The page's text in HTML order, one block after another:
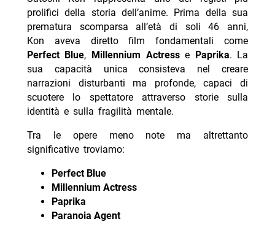
prolifici della storia dell’anime. Prima della sua
prematura scomparsa all’età di soli 46 anni,
Kon aveva diretto film fondamentali come
Perfect Blue, Millennium Actresse Paprika. La
sua capacità unica consisteva nel creare
narrazioni disturbanti ma profonde, capaci di
scuotere lo spettatore attraverso storie sulla
identità e sulla fragilità mentale.
Tra le opere meno note ma altrettanto
significative troviamo:
Perfect Blue
Millennium Actress
Paprika
Paranoia Agent